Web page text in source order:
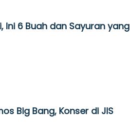
Ini 6 Buah dan Sayuran yang
Big Bang, Konser di JIS